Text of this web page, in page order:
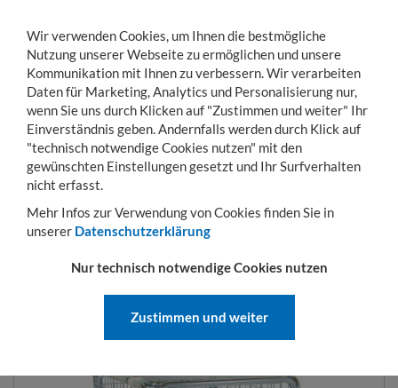
Toggle
navigation
MENÜ KONTO WARENKORB
Sie sind hier: Transportwagen Rollbehälter
ANTIDIEBSTAHLBEHÄLTER 724 X
815 MM NUTZHÖHE 1020 MM
MIT KUNSTSTOFFBODEN
Wir verwenden Cookies, um Ihnen die bestmögliche
Nutzung unserer Webseite zu ermöglichen und unsere
Kommunikation mit Ihnen zu verbessern. Wir verarbeiten
Daten für Marketing, Analytics und Personalisierung nur,
wenn Sie uns durch Klicken auf "Zustimmen und weiter" Ihr
Einverständnis geben. Andernfalls werden durch Klick auf
"technisch notwendige Cookies nutzen" mit den
gewünschten Einstellungen gesetzt und Ihr Surfverhalten
nicht erfasst.
Mehr Infos zur Verwendung von Cookies finden Sie in
unserer Datenschutzerklärung
Nur technisch notwendige Cookies nutzen
Zustimmen und weiter